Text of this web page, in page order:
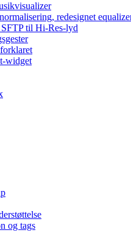
redesignet
til Hi-Res-lyd
widget
og tags